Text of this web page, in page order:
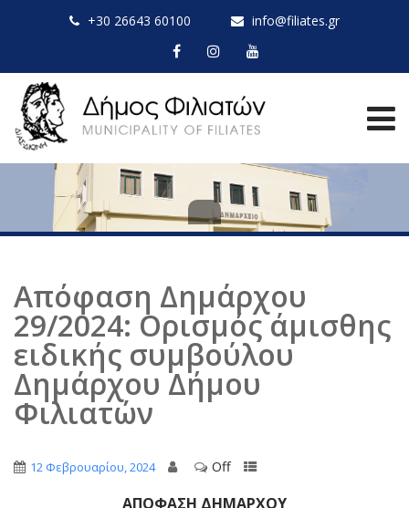
+30 26643 60100 info@filiates.gr
Απόφαση Δημάρχου
29/2024: Ορισμός άμισθης
ειδικής συμβούλου
Δημάρχου Δήμου
Φιλιατών
12 Φεβρουαρίου, 2024 Off
ΑΠΟΦΑΣΗ ΔΗΜΑΡΧΟΥ